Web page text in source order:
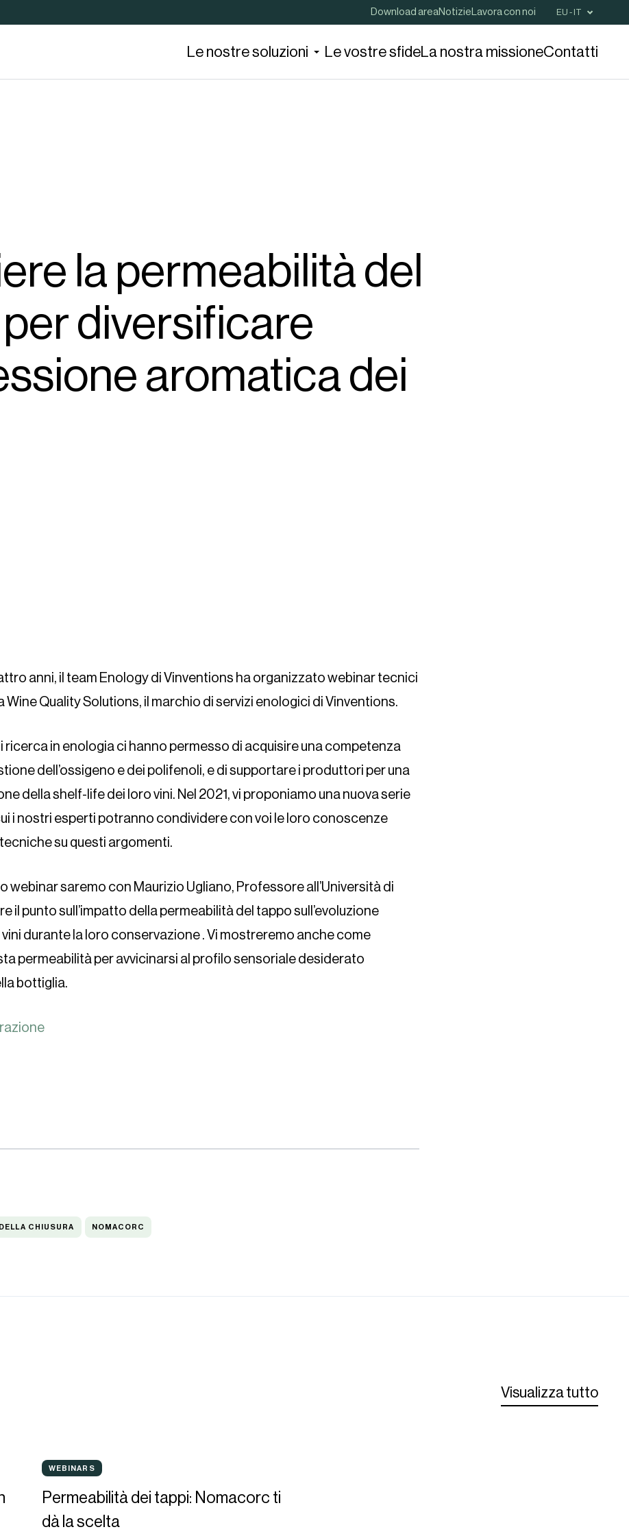
Download areaNotizie Lavora con noi EU - IT
Le nostre soluzioni Le vostre sfideLa nostra missioneContatti
la permeabilità del
diversificare
aromatica dei
anni, il team Enology di Vinventions ha organizzato webinar tecnici
Wine Quality Solutions, il marchio di servizi enologici di Vinventions.
ricerca in enologia ci hanno permesso di acquisire una competenza
dell’ossigeno e dei polifenoli, e di supportare i produttori per una
della shelf-life dei loro vini. Nel 2021, vi proponiamo una nuova serie
i nostri esperti potranno condividere con voi le loro conoscenze
su questi argomenti.
webinar saremo con Maurizio Ugliano, Professore all’Università di
il punto sull’impatto della permeabilità del tappo sull’evoluzione
durante la loro conservazione . Vi mostreremo anche come
permeabilità per avvicinarsi al profilo sensoriale desiderato
bottiglia.
CHIUSURA NOMACORC
NOMACORC
Visualizza tutto
Permeabilità
WEBINARS
WEBINARS
Permeabilità dei tappi: Nomacorc ti
dà la scelta